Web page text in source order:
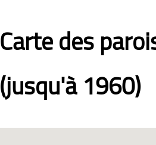
Carte des
(jusqu'à 1960)